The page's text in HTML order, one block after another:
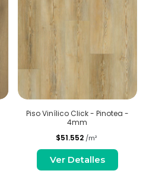
Piso Vinílico Click - Pinotea -
4mm
$51.552 /m²
Ver Detalles